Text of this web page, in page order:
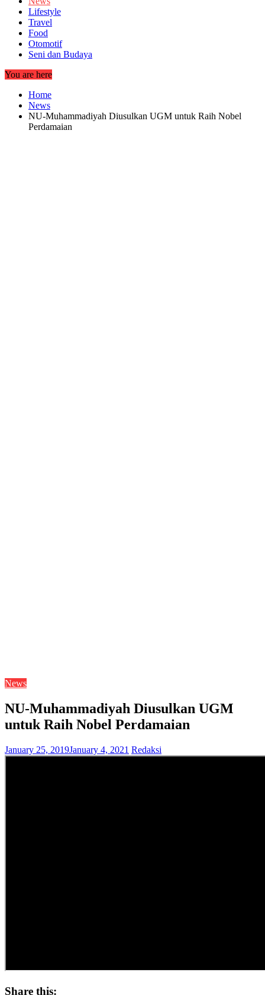
Lifestyle
Travel
Food
Otomotif
Seni dan Budaya
You are here
Home
News
NU-Muhammadiyah Diusulkan UGM untuk Raih Nobel
Perdamaian
News
NU-Muhammadiyah Diusulkan UGM
untuk Raih Nobel Perdamaian
January 25, 2019January 4, 2021 Redaksi
Share this: